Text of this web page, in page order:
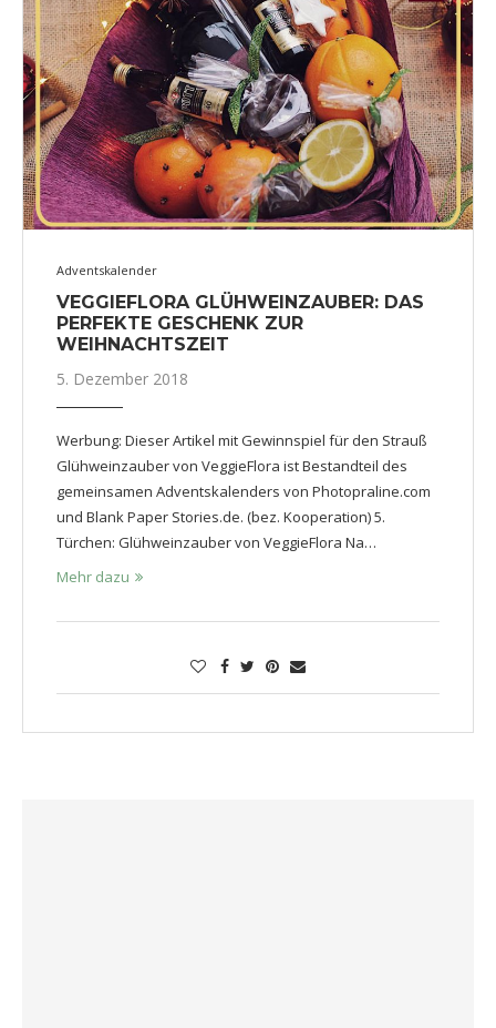
Adventskalender
VEGGIEFLORA GLÜHWEINZAUBER: DAS
PERFEKTE GESCHENK ZUR
WEIHNACHTSZEIT
5. Dezember 2018
Werbung: Dieser Artikel mit Gewinnspiel für den Strauß
Glühweinzauber von VeggieFlora ist Bestandteil des
gemeinsamen Adventskalenders von Photopraline.com
und Blank Paper Stories.de. (bez. Kooperation) 5.
Türchen: Glühweinzauber von VeggieFlora Na…
Mehr dazu